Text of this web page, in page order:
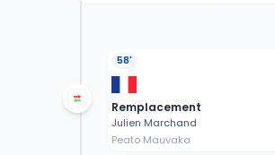
58'
Remplacement
Julien Marchand
Peato Mauvaka